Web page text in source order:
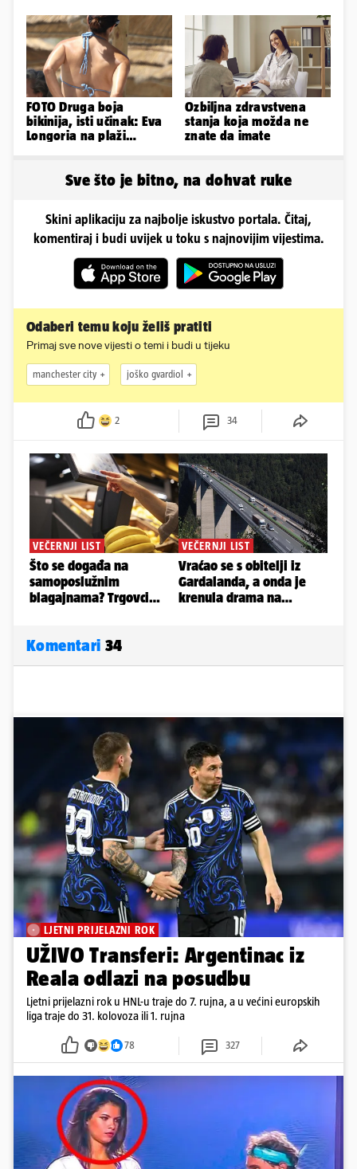
FOTO Druga boja
bikinija, isti učinak: Eva
Longoria na plaži
Ozbiljna zdravstvena
stanja koja možda ne
znate da imate
Sve što je bitno, na dohvat ruke
Skini aplikaciju za najbolje iskustvo portala. Čitaj,
komentiraj i budi uvijek u toku s najnovijim vijestima.
Odaberi temu koju želiš pratiti
Primaj sve nove vijesti o temi i budi u tijeku
manchester city joško gvardiol
2 34
Komentari 34
LJETNI PRIJELAZNI ROK
UŽIVO Transferi: Argentinac iz
Reala odlazi na posudbu
Ljetni prijelazni rok u HNL-u traje do 7. rujna, a u većini europskih
liga traje do 31. kolovoza ili 1. rujna
78 327